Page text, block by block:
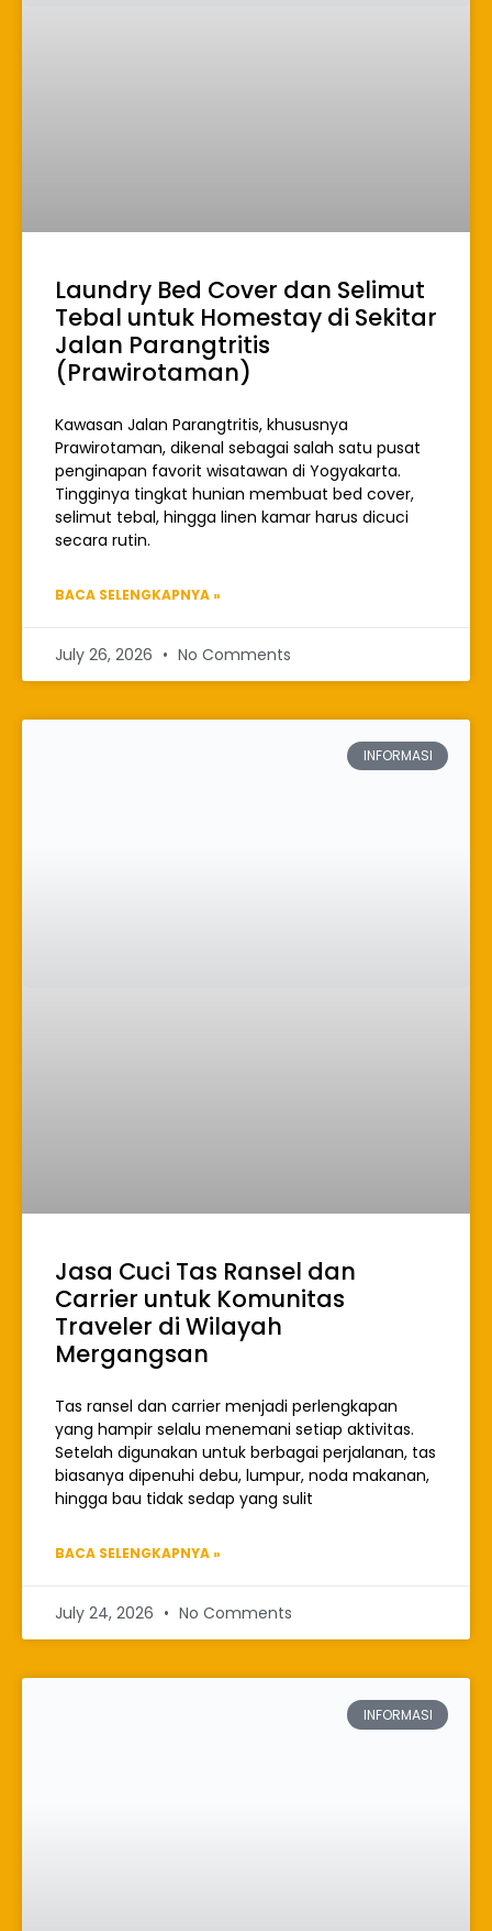
Laundry Bed Cover dan Selimut
Tebal untuk Homestay di Sekitar
Jalan Parangtritis
(Prawirotaman)
Kawasan Jalan Parangtritis, khususnya
Prawirotaman, dikenal sebagai salah satu pusat
penginapan favorit wisatawan di Yogyakarta.
Tingginya tingkat hunian membuat bed cover,
selimut tebal, hingga linen kamar harus dicuci
secara rutin.
BACA SELENGKAPNYA »
July 26, 2026 No Comments
INFORMASI
Jasa Cuci Tas Ransel dan
Carrier untuk Komunitas
Traveler di Wilayah
Mergangsan
Tas ransel dan carrier menjadi perlengkapan
yang hampir selalu menemani setiap aktivitas.
Setelah digunakan untuk berbagai perjalanan, tas
biasanya dipenuhi debu, lumpur, noda makanan,
hingga bau tidak sedap yang sulit
BACA SELENGKAPNYA »
July 24, 2026 No Comments
INFORMASI